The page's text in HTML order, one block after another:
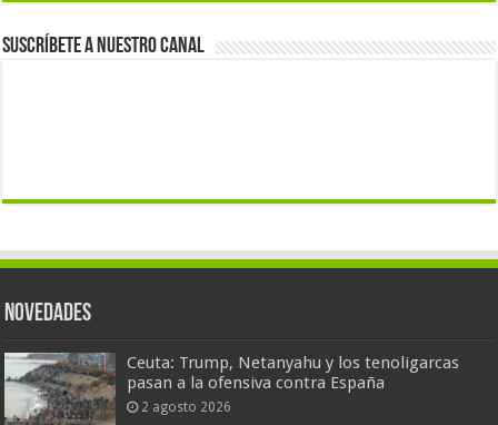
Suscríbete a nuestro canal
Novedades
Ceuta: Trump, Netanyahu y los tenoligarcas
pasan a la ofensiva contra España
2 agosto 2026